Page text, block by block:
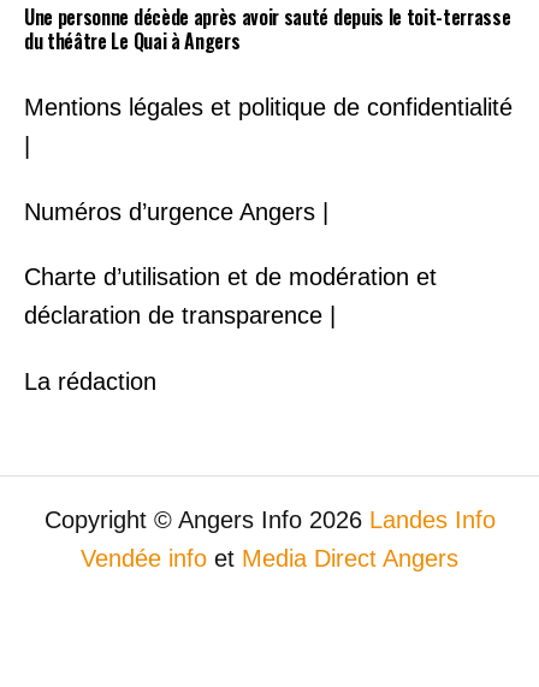
Une personne décède après avoir sauté depuis le toit-terrasse
du théâtre Le Quai à Angers
Mentions légales et politique de confidentialité
Numéros d’urgence Angers |
Charte d’utilisation et de modération et
déclaration de transparence |
La rédaction
Copyright © Angers Info 2026 Landes Info
Vendée info et Media Direct Angers